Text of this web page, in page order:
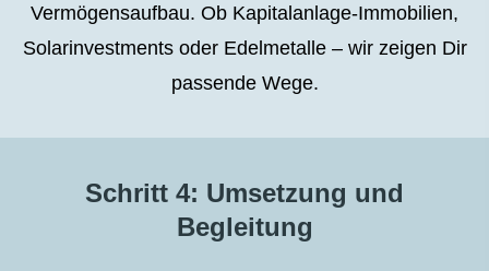
Vermögensaufbau. Ob Kapitalanlage-Immobilien,
Solarinvestments oder Edelmetalle – wir zeigen Dir
passende Wege.
Schritt 4: Umsetzung und
Begleitung